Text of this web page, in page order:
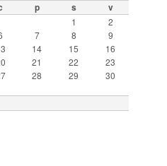
p s v
1
2
7 8
9
14 15
16
21 22
23
28 29
30